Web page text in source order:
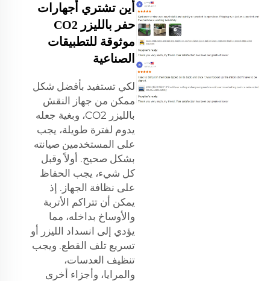
أين تشتري أجهارات
حفر بالليزر CO2
موثوقة للتطبيقات
الصناعية
لكي تستفيد بأفضل شكل
ممكن من جهاز النقش
بالليزر CO2، وبغية جعله
يدوم لفترة طويلة، يجب
على المستخدمين صيانته
بشكل صحيح. أولاً وقبل
كل شيء، يجب الحفاظ
على نظافة الجهاز. إذ
يمكن أن تتراكم الأتربة
والأوساخ بداخله، مما
يؤدي إلى انسداد الليزر أو
تسريع تلف القطع. ويجب
تنظيف العدسات،
والمرايا، وأجزاء أخرى